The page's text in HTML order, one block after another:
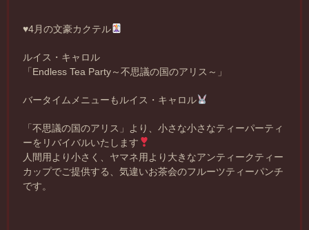
♥️4月の文豪カクテル
ルイス・キャロル
「Endless Tea Party～不思議の国のアリス～」
バータイムメニューもルイス・キャロル
「不思議の国のアリス」より、小さな小さなティーパーティ
ーをリバイバルいたします
人間用より小さく、ヤマネ用より大きなアンティークティー
カップでご提供する、気違いお茶会のフルーツティーパンチ
です。